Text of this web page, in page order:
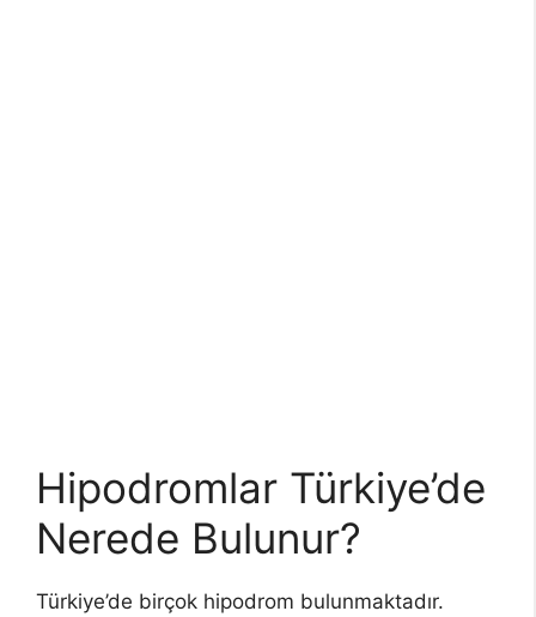
Hipodromlar Türkiye’de
Nerede Bulunur?
Türkiye’de birçok hipodrom bulunmaktadır.